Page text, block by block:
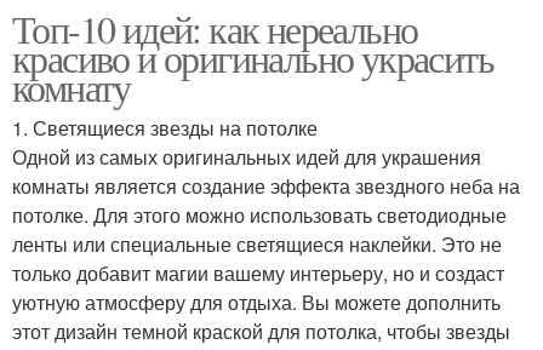
Топ-10 идей: как нереально
красиво и оригинально украсить
комнату
1. Светящиеся звезды на потолке
Одной из самых оригинальных идей для украшения
комнаты является создание эффекта звездного неба на
потолке. Для этого можно использовать светодиодные
ленты или специальные светящиеся наклейки. Это не
только добавит магии вашему интерьеру, но и создаст
уютную атмосферу для отдыха. Вы можете дополнить
этот дизайн темной краской для потолка, чтобы звезды